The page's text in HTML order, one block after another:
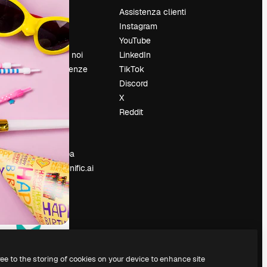
Prezzi
Chi siamo
Recensioni
Lavora con noi
Cerca tendenze
Eventi
Vendi i tuoi
Sala stampa
Cerchi magnific.ai
Assistenza clienti
Instagram
YouTube
LinkedIn
TikTok
Discord
X
Reddit
to the storing of cookies on your device to enhance site